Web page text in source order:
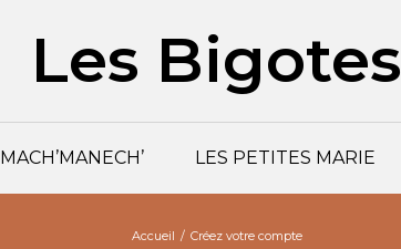
Les Bigotes
MACH’MANECH’ LES PETITES MARIE
Accueil Créez votre compte